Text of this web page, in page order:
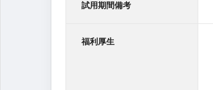
試用期間備考
福利厚生